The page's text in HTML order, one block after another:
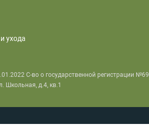
ухода
С-во о государственной регистрации
Школьная, д.4, кв.1